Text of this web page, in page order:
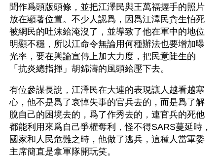
聞作爲頭版頭條，並把江澤民與王萬福握手的照片
放在顯著位置。不少人認爲，因爲江澤民貪生怕死
被網民的吐沫給淹沒了，並導致了他在軍中的地位
明顯不穩，所以江命令無論用何種辦法也要增加曝
光率，要在輿論宣傳上加大力度，把民意陡生的
「抗炎總指揮」胡錦濤的風頭給壓下去。
有位參謀長說，江澤民在大連的表現讓人越看越寒
心，他不是爲了哀悼失事的官兵去的，而是爲了解
脫自己的困境去的，爲了作秀去的，連官兵的死他
都能利用來爲自己爭權奪利，怪不得SARS蔓延時，
國家和人民危難之時，他做了逃兵，這種人當軍委
主席簡直是拿軍隊開玩笑。